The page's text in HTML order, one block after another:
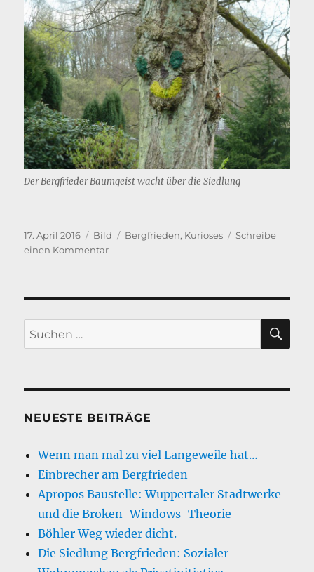
Der Bergfrieder Baumgeist wacht über die Siedlung
Veröffentlicht
am
17. April 2016 Format
Bild Kategorien
Bergfrieden, Kurioses
Schreibe
einen Kommentarzu
Suche
nach:
NEUESTE BEITRÄGE
Wenn man mal zu viel Langeweile hat…
Einbrecher am Bergfrieden
Apropos Baustelle: Wuppertaler Stadtwerke
und die Broken-Windows-Theorie
Böhler Weg wieder dicht.
Die Siedlung Bergfrieden: Sozialer